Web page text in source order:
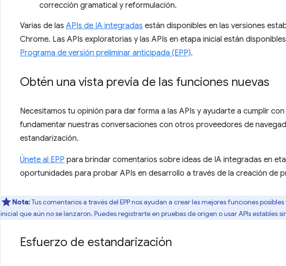
corrección gramatical y reformulación.
Varias de las APIs de IA integradas están disponibles en las versiones
Chrome. Las APIs exploratorias y las APIs en etapa inicial están
Programa de versión preliminar anticipada (EPP).
Obtén una vista previa de las funciones nuevas
Necesitamos tu opinión para dar forma a las APIs y ayudarte a cumplir
fundamentar nuestras conversaciones con otros proveedores de
estandarización.
Únete al EPP para brindar comentarios sobre ideas de IA integradas en
oportunidades para probar APIs en desarrollo a través de la creación de
Nota:Tus comentarios a través del EPP nos ayudan a crear las mejores funciones
inicial que aún no se lanzaron. Puedes registrarte en pruebas de origen o usar APIs estables
Esfuerzo de estandarización